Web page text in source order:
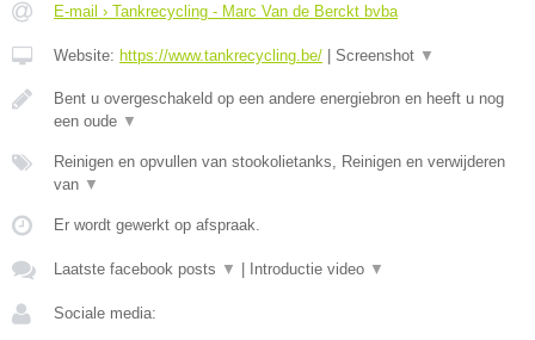
E-mail › Tankrecycling - Marc Van de Berckt bvba
Website: https://www.tankrecycling.be/ | Screenshot ▼
Bent u overgeschakeld op een andere energiebron en heeft u nog
een oude ▼
Reinigen en opvullen van stookolietanks, Reinigen en verwijderen
van ▼
Er wordt gewerkt op afspraak.
Laatste facebook posts ▼ | Introductie video ▼
Sociale media: